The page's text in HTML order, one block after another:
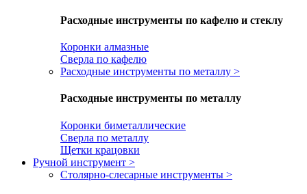
Расходные инструменты по кафелю и стеклу
Коронки алмазные
Сверла по кафелю
Расходные инструменты по металлу >
Расходные инструменты по металлу
Коронки биметаллические
Сверла по металлу
Щетки крацовки
Ручной инструмент >
Столярно-слесарные инструменты >